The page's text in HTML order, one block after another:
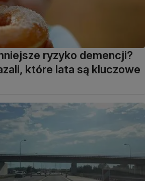
ryzyko demencji?
które lata są kluczowe